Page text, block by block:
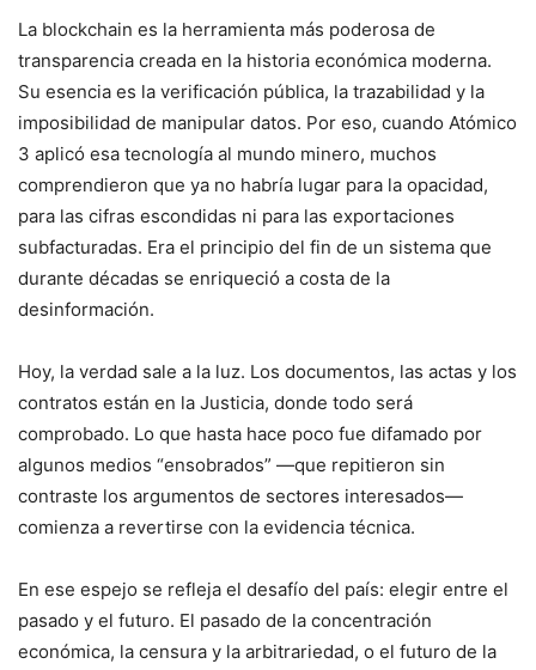
La blockchain es la herramienta más poderosa de
transparencia creada en la historia económica moderna.
Su esencia es la verificación pública, la trazabilidad y la
imposibilidad de manipular datos. Por eso, cuando Atómico
3 aplicó esa tecnología al mundo minero, muchos
comprendieron que ya no habría lugar para la opacidad,
para las cifras escondidas ni para las exportaciones
subfacturadas. Era el principio del fin de un sistema que
durante décadas se enriqueció a costa de la
desinformación.
Hoy, la verdad sale a la luz. Los documentos, las actas y los
contratos están en la Justicia, donde todo será
comprobado. Lo que hasta hace poco fue difamado por
algunos medios “ensobrados” —que repitieron sin
contraste los argumentos de sectores interesados—
comienza a revertirse con la evidencia técnica.
En ese espejo se refleja el desafío del país: elegir entre el
pasado y el futuro. El pasado de la concentración
económica, la censura y la arbitrariedad, o el futuro de la